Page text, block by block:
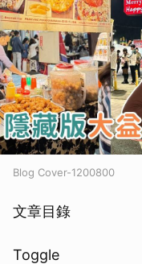
Blog Cover-1200800
文章目錄
Toggle